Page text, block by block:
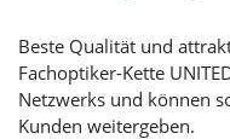
Beste Qualität und
Fachoptiker-Kette
Netzwerks und können
Kunden weitergeben.